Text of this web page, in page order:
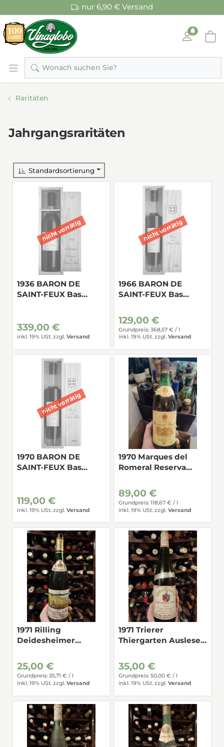
nur 6,90 € Versand
Wonach suchen Sie?
Raritäten
Jahrgangsraritäten
Standardsortierung
1936 BARON DE
SAINT-FEUX Bas
339,00 €
inkl. 19% USt. zzgl. Versand
1966 BARON DE
SAINT-FEUX Bas
129,00 €
Grundpreis: 368,57 € / l
inkl. 19% USt. zzgl. Versand
1970 BARON DE
SAINT-FEUX Bas
119,00 €
inkl. 19% USt. zzgl. Versand
1970 Marques del
Romeral Reserva
89,00 €
Grundpreis: 118,67 € /
inkl. 19% USt. zzgl. Versand
1971 Rilling
Deidesheimer
Rheinpfalz 0,7
25,00 €
Grundpreis: 35,71 € /
inkl. 19% USt. zzgl. Versand
1971 Trierer
Thiergarten Auslese
35,00 €
Grundpreis: 50,00 € /
inkl. 19% USt. zzgl. Versand